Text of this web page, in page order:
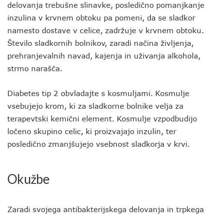
delovanja trebušne slinavke, posledično pomanjkanje
inzulina v krvnem obtoku pa pomeni, da se sladkor
namesto dostave v celice, zadržuje v krvnem obtoku.
Število sladkornih bolnikov, zaradi načina življenja,
prehranjevalnih navad, kajenja in uživanja alkohola,
strmo narašča.
Diabetes tip 2 obvladajte s kosmuljami. Kosmulje
vsebujejo krom, ki za sladkorne bolnike velja za
terapevtski kemični element. Kosmulje vzpodbudijo
ločeno skupino celic, ki proizvajajo inzulin, ter
posledično zmanjšujejo vsebnost sladkorja v krvi.
Okužbe
Zaradi svojega antibakterijskega delovanja in trpkega